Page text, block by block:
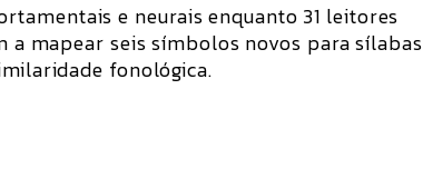
e neurais enquanto 31 leitores
a mapear seis símbolos novos parasílabas
fonológica.